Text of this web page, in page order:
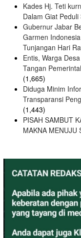
Kades Hj. Teti
Dalam Giat
Gubernur Jabar
Garmen
Tunjangan Hari
Entis, Warga
Tangan
(1,665)
Diduga Minim
Transparansi
(1,443)
PISAH SAMBUT
MAKNA MENUJU